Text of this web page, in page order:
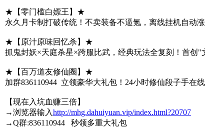
★【零门槛白嫖王】★
永久月卡制打破传统！不卖装备不逼氪，离线挂机自动
★【原汁原味回忆杀】★
抓鬼封妖×天庭杀星×跨服比武，经典玩法全复刻！首创
★【百万道友修仙圈】★
加群836110944 立领豪华大礼包！24小时修仙段子手
【现在入坑血赚三倍】
→浏览器输入http://mhg.dahuiyuan.vip/index.html?20707
→Q群:836110944 秒领多重大礼包